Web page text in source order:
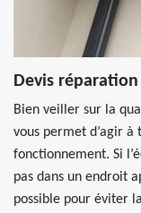
Devis
Bien veiller sur la
vous permet d’agir à
fonctionnement. Si
pas dans un endroit
possible pour éviter